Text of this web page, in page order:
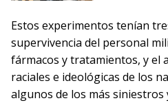
Estos experimentos tenían
supervivencia del personal
fármacos y tratamientos, y el
raciales e ideológicas de los
algunos de los más